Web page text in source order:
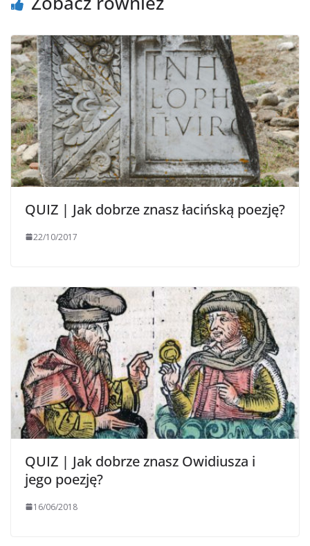
QUIZ | Jak dobrze znasz łacińską poezję?
22/10/2017
QUIZ | Jak dobrze znasz Owidiusza i
jego poezję?
16/06/2018